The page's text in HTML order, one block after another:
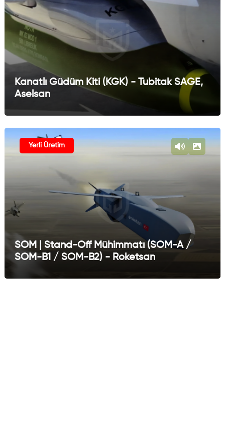
Kanatlı Güdüm Kiti (KGK) - Tubitak SAGE,
Aselsan
Yerli Üretim
SOM | Stand-Off Mühimmatı (SOM-A /
SOM-B1 / SOM-B2) - Roketsan